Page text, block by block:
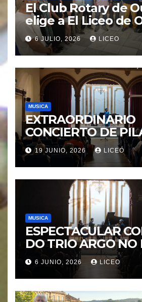
El Club Rotary de
elige a El Liceo de
para la puesta en
proyecto “Ciudad
Protegida”.
6 JULIO, 2026 LICEO
MUSICA
EXTRAORDINARIO
CONCIERTO DE
MORÁGUEZ e
MORÁGUEZ
19 JUNIO, 2026 LICEO
MUSICA
ESPECTACULAR
DO TRIO ARGO NO
6 JUNIO, 2026 LICEO